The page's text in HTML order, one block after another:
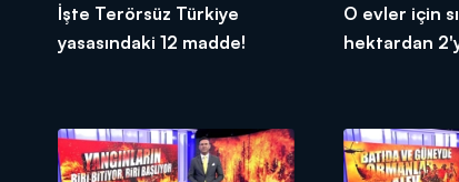
İşte Terörsüz Türkiye
yasasındaki 12 madde!
O evler için
hektardan